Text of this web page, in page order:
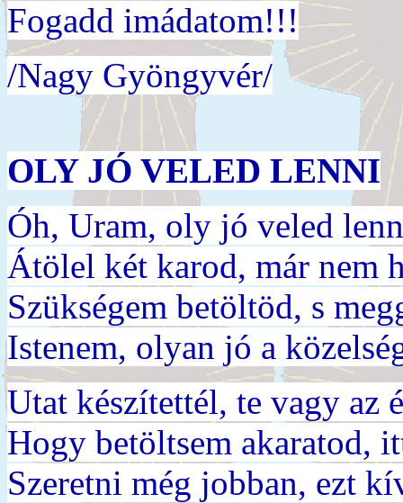
Fogadd imádatom!!!
/Nagy Gyöngyvér/
OLY JÓ VELED LENNI
Óh, Uram, oly jó veled
Átölel két karod, már nem
Szükségem betöltöd, s
Istenem, olyan jó a
Utat készítettél, te vagy az
Hogy betöltsem akaratod,
Szeretni még jobban, ezt